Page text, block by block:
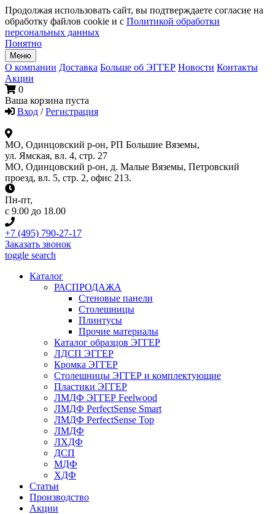
Продолжая использовать сайт, вы подтверждаете согласие на
обработку файлов cookie и с Политикой обработки
персональных данных
Понятно
Меню
О компании Доставка Больше об ЭГГЕР Новости Контакты
Акции
0
Ваша корзина пуста
Вход / Регистрация
МО, Одинцовский р-он, РП Большие Вяземы,
ул. Ямская, вл. 4, стр. 27
МО, Одинцовский р-он, д. Малые Вяземы, Петровский
проезд, вл. 5, стр. 2, офис 213.
Пн-пт,
с 9.00 до 18.00
+7 (495) 790-27-17
Заказать звонок
toggle search
Каталог
РАСПРОДАЖА
Стеновые панели
Столешницы
Плинтусы
Прочие материалы
Каталог образцов ЭГГЕР
ЛДСП ЭГГЕР
Кромка ЭГГЕР
Столешницы ЭГГЕР и комплектующие
Пластики ЭГГЕР
ЛМДФ ЭГГЕР Feelwood
ЛМДФ PerfectSense Smart
ЛМДФ PerfectSense Top
ЛМДФ
ЛХДФ
ДСП
МДФ
ХДФ
Статьи
Производство
Акции